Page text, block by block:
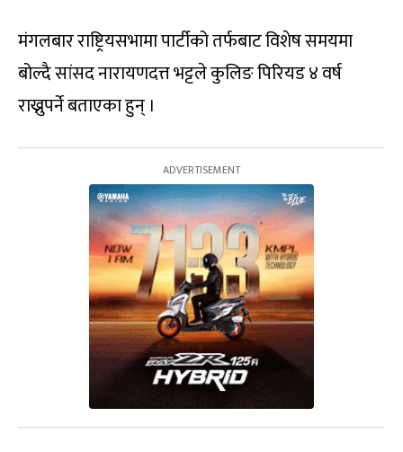
मंगलबार राष्ट्रियसभामा पार्टीको तर्फबाट विशेष समयमा
बोल्दै सांसद नारायणदत्त भट्टले कुलिङ पिरियड ४ वर्ष
राख्नुपर्ने बताएका हुन् ।